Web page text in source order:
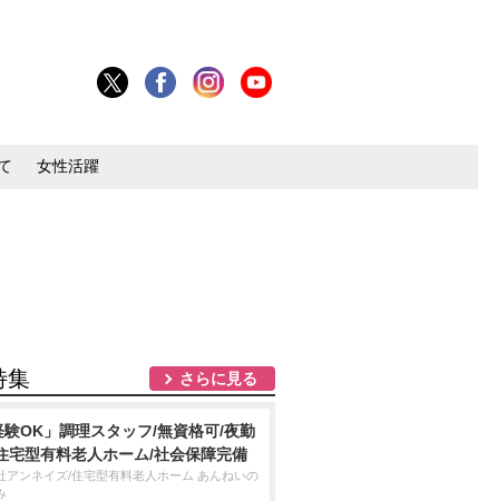
女性活躍
集 さらに見る
験OK」調理スタッフ/無資格可/夜勤
宅型有料老人ホーム/社会保障完備
アンネイズ/住宅型有料老人ホーム あんねいの